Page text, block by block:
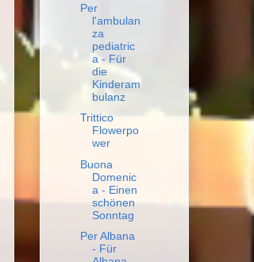
Per
l'ambulan
za
pediatric
a - Für
die
Kinderam
bulanz
Trittico
Flowerpo
wer
Buona
Domenic
a - Einen
schönen
Sonntag
Per Albana
- Für